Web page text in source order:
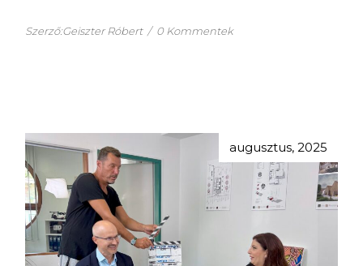
Szerző:Geiszter Róbert / 0 Kommentek
augusztus, 2025